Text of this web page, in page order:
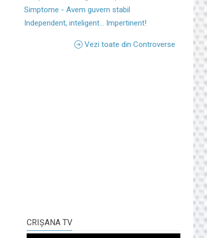
Simptome - Avem guvern stabil
Independent, inteligent... Impertinent!
Vezi toate din Controverse
CRIŞANA TV